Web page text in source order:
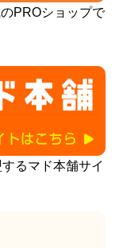
PROショップで
るマド本舗サイ